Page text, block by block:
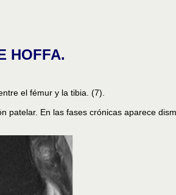
HOFFA.
el fémur y la tibia. (7).
En las fases crónicas aparece